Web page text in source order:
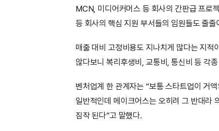
MCN, 미디어커머스 등 회사의 간판급 프로
등 회사의 핵심 지원 부서들의 임원들도 줄줄
매출 대비 고정비용도 지나치게 많다는 지적
않다보니 복리후생비, 교통비, 통신비 등 각
벤처업계 한 관계자는 “보통 스타트업이 거
일반적인데 메이크어스는 오히려 그 반대라
짐작 된다”고 말했다.